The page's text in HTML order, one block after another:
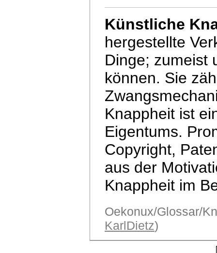
Künstliche
hergestellte
Dinge; zumeist
können. Sie
Knappheit ist
Eigentums.
Copyright,
aus der
Knappheit im
Oekonux/Glossar/
KarlDietz)